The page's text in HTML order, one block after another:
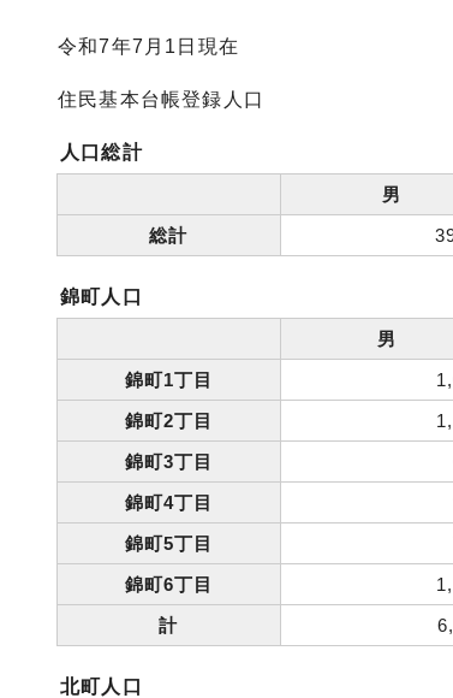
令和7年7月1日現在
住民基本台帳登録人口
人口総計
男
総計
錦町人口
男
錦町1丁目
錦町2丁目
錦町3丁目
錦町4丁目
錦町5丁目
錦町6丁目
計
北町人口